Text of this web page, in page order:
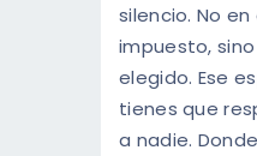
silencio. No en
impuesto,
elegido. Ese
tienes que
a nadie.